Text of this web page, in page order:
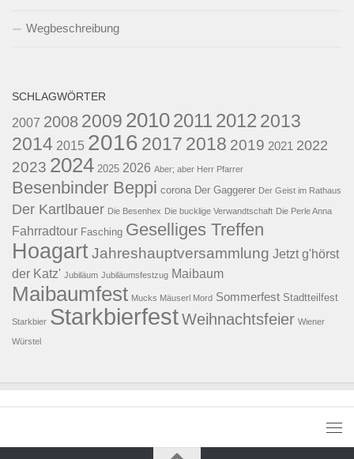
Wegbeschreibung
SCHLAGWÖRTER
2007 2008 2009 20102011 2012 2013
2014 2015 2016 2017 2018 2019 2021 2022
2023 2024 2025 2026 Aber; aber Herr Pfarrer
Besenbinder Beppi corona Der Gaggerer Der Geist im Rathaus
Der Kartlbauer Die Besenhex Die bucklige Verwandtschaft Die Perle Anna
Fahrradtour Fasching Geselliges Treffen
HoagartJahreshauptversammlung Jetzt g'hörst
der Katz' Jubiläum Jubiläumsfestzug Maibaum
Maibaumfest Mucks Mäuserl Mord Sommerfest Stadtteilfest
Starkbier StarkbierfestWeihnachtsfeier Wiener
Würstel